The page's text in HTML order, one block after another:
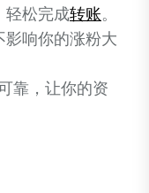
轻松完成转账。
响你的涨粉大
靠，让你的资